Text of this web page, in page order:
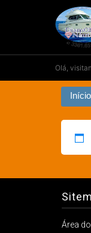
conteúdo
Olá,
Início
Área